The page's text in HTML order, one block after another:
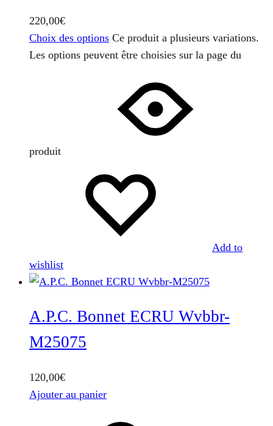
220,00€
Choix des options Ce produit a plusieurs variations.
Les options peuvent être choisies sur la page du
produit
Add to
wishlist
A.P.C. Bonnet ECRU Wvbbr-
M25075
120,00€
Ajouter au panier